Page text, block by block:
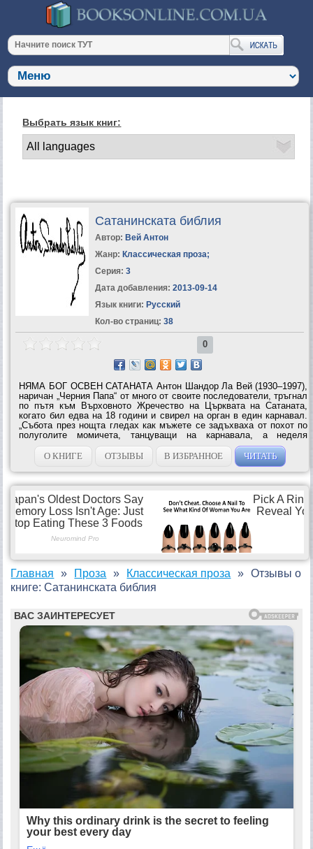
Выбрать язык книг:
Сатанинската библия
Автор: Вей Антон
Жанр: Классическая проза;
Серия: 3
Дата добавления: 2013-09-14
Язык книги: Русский
Кол-во страниц: 38
0
НЯМА БОГ ОСВЕН САТАНАТА Антон Шандор Ла Вей (1930–1997),
наричан „Черния Папа“ от много от своите последователи, тръгнал
по пътя към Върховното Жречество на Църквата на Сатаната,
когато бил едва на 18 години и свирел на орган в един карнавал.
„Събота през нощта гледах как мъжете се задъхваха от похот по
полуголите момичета, танцуващи на карнавала, а неделя
сутринта, когато свирех на орган за тент-шоу евангелистите на
другия край на...
О КНИГЕ ОТЗЫВЫ В ИЗБРАННОЕ ЧИТАТЬ
Главная Проза Классическая проза
Отзывы о
книге: Сатанинската библия